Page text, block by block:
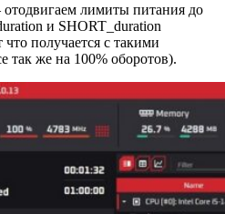
лимиты питания до
и SHORT_duration
получается с такими
так же на 100% оборотов).